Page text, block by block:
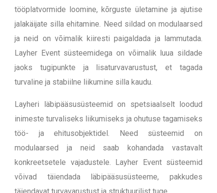
tööplatvormide loomine, kõrguste ületamine ja ajutise
jalakäijate silla ehitamine. Need sildad on modulaarsed
ja neid on võimalik kiiresti paigaldada ja lammutada.
Layher Event süsteemidega on võimalik luua sildade
jaoks tugipunkte ja lisaturvavarustust, et tagada
turvaline ja stabiilne liikumine silla kaudu.
Layheri läbipääsusüsteemid on spetsiaalselt loodud
inimeste turvaliseks liikumiseks ja ohutuse tagamiseks
töö- ja ehitusobjektidel. Need süsteemid on
modulaarsed ja neid saab kohandada vastavalt
konkreetsetele vajadustele. Layher Event süsteemid
võivad täiendada läbipääsusüsteeme, pakkudes